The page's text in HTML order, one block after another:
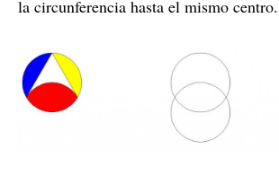
la circunferencia hasta el mismo centro.